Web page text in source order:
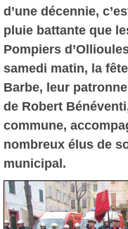
d’une décennie,
pluie battante que
Pompiers
samedi matin, la
Barbe, leur
de Robert
commune,
nombreux élus de
municipal.